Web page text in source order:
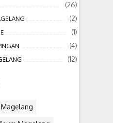
(26)
(2)
(1)
(4)
(12)